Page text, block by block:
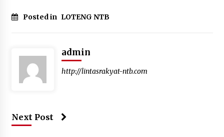
Posted in LOTENG NTB
admin
http://lintasrakyat-ntb.com
Next Post